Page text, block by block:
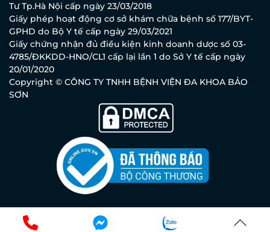
Tư Tp.Hà Nội cấp ngày 23/03/2018
Giấy phép hoạt động cơ sở khám chữa bệnh số 177/BYT-
GPHD do Bộ Y tế cấp ngày 29/03/2021
Giấy chứng nhận đủ điều kiện kinh doanh dược số 03-
4785/ĐKKDD-HNO/CL1 cấp lại lần 1 do Sở Y tế cấp ngày
20/01/2020
Copyright © CÔNG TY TNHH BỆNH VIỆN ĐA KHOA BẢO
SƠN